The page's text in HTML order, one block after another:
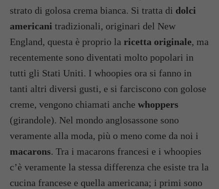
strato di golosa crema bianca. Si tratta di dolci
americani tradizionali, originari del New
England, questa è proprio la ricetta originale, ma
recentemente sono diventati molto popolari in
tutti gli Stati Uniti. I whoopies ora si fanno in
tanti altri diversi gusti, e si farciscono con golose
creme, vengono chiamati anche whoppers
(girandole). Nel mondo anglosassone sono
veramente alla moda, più o meno come da noi i
macarons. Tra i macarons francesi e i whoopies
c’è veramente la stessa differenza che esiste tra la
cucina francese e quella americana; i primi sono